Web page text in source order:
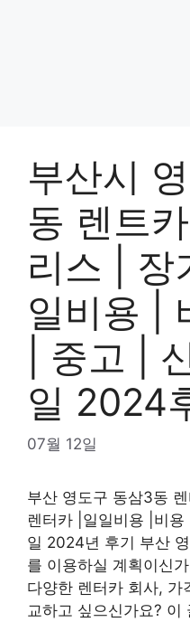
부산시
동 렌트
리스 | 장
일비용 |
| 중고 |
일 2024
07월 12일
부산 영도구 동삼3동
렌터카 |일일비용 |비
일 2024년 후기 부산
를 이용하실 계획이신
다양한 렌터카 회사, 가
교하고 싶으신가요? 이